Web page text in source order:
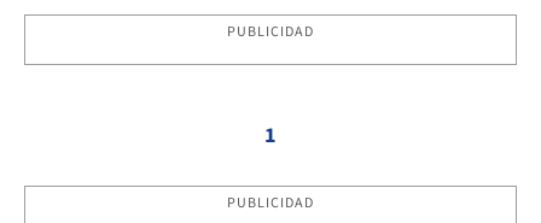
PUBLICIDAD
1
PUBLICIDAD